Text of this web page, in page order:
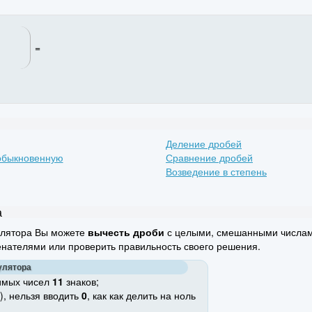
=
Деление дробей
Сравнение дробей
Возведение в степень
Вы можете вычесть дроби с целыми, смешанными
или проверить правильность своего решения.
чисел 11 знаков;
нельзя вводить 0, как как делить на ноль